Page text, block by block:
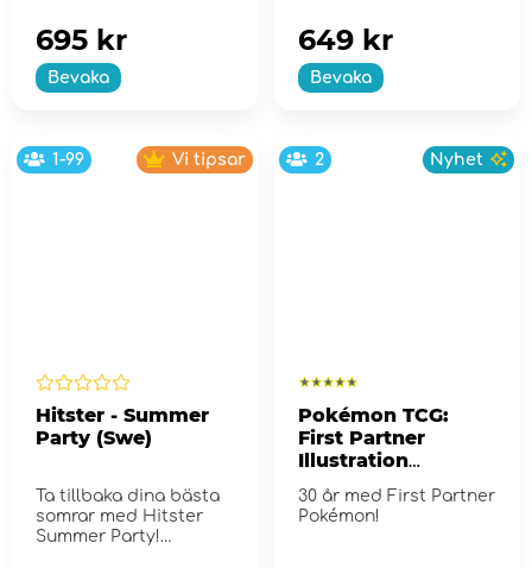
Bevaka
695 kr
Bevaka
649 kr
1-99 Vi tipsar
Hitster - Summer
Party (Swe)
Ta tillbaka dina bästa
somrar med Hitster
Summer Party!
2 Nyhet
Pokémon TCG:
First Partner
Illustration
Collection - Series
2
30 år med First Partner
Pokémon!